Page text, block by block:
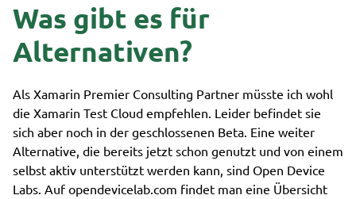
Was gibt es für
Alternativen?
Als Xamarin Premier Consulting Partner müsste ich wohl
die Xamarin Test Cloud empfehlen. Leider befindet sie
sich aber noch in der geschlossenen Beta. Eine weiter
Alternative, die bereits jetzt schon genutzt und von einem
selbst aktiv unterstützt werden kann, sind Open Device
Labs. Auf opendevicelab.com findet man eine Übersicht